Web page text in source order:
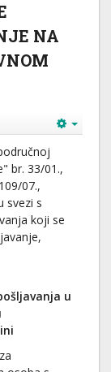
NA
br. 33/01.,
07.,
svezi s
koji se
u